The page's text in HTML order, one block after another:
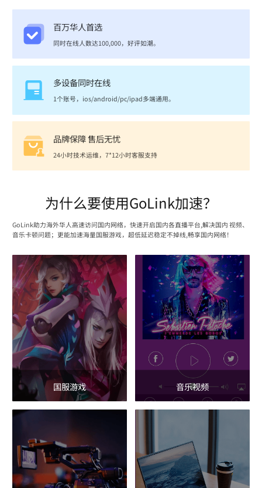
百万华人首选
同时在线人数达100,000，好评如潮。
多设备同时在线
1个账号，ios/android/pc/ipad多端通用。
品牌保障 售后无忧
24小时技术运维，7*12小时客服支持
为什么要使用GoLink加速？
GoLink助力海外华人高速访问国内网络，快速开启国内各直播平台,解决国内 视频、
音乐卡顿问题；更能加速海量国服游戏，超低延迟稳定不掉线,畅享国内网络！
国服游戏 音乐视频